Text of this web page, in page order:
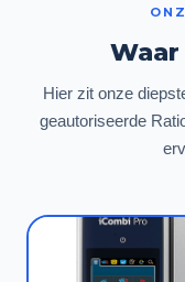
Hier zit onze
geautoriseerde